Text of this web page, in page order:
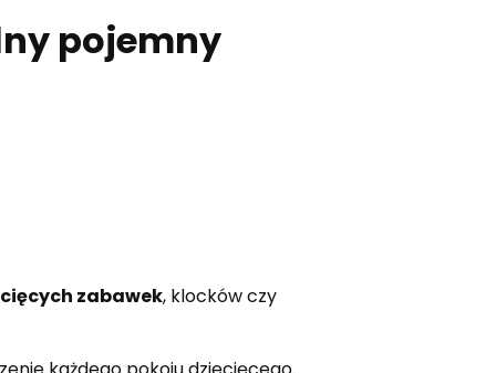
pojemny
zabawek, klocków czy